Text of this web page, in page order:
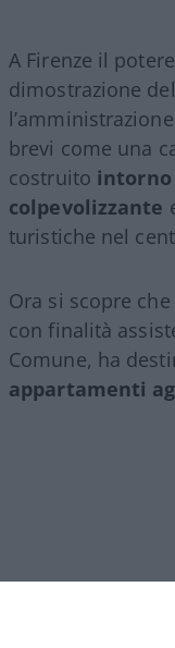
A Firenze il
dimostrazione
brevi come una
costruito
colpevolizzante
turistiche nel
Ora si scopre che
con finalità
Comune, ha
appartamenti